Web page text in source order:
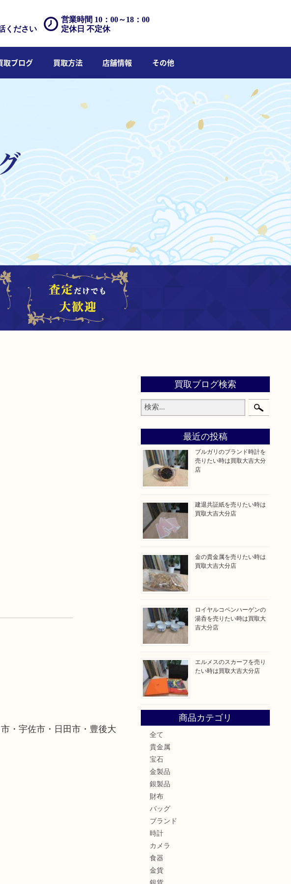
営業時間 10：00～18：00
定休日 不定休
ください
取ブログ 買取方法 店舗情報 その他
・宇佐市・日田市・豊後大
買取ブログ検索
最近の投稿
ブルガリのブランド時計を
売りたい時は買取大吉大分
店
建退共証紙を売りたい時は
買取大吉大分店
金の貴金属を売りたい時は
買取大吉大分店
ロイヤルコペンハーゲンの
湯呑を売りたい時は買取大
吉大分店
エルメスのスカーフを売り
たい時は買取大吉大分店
商品カテゴリ
全て
貴金属
宝石
金製品
銀製品
財布
バッグ
ブランド
時計
カメラ
食器
金貨
銀貨